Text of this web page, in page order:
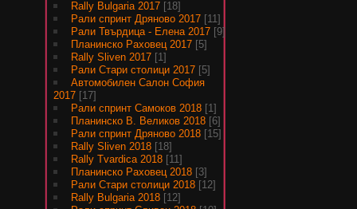
Rally Bulgaria 2017 [18]
Рали спринт Дряново 2017 [11]
Рали Твърдица - Елена 2017 [9]
Планинско Раховец 2017 [5]
Rally Sliven 2017 [1]
Рали Стари столици 2017 [5]
Автомобилен Салон София
2017 [17]
Рали спринт Самоков 2018 [1]
Планинско В. Великов 2018 [6]
Рали спринт Дряново 2018 [15]
Rally Sliven 2018 [18]
Rally Tvardica 2018 [11]
Планинско Раховец 2018 [3]
Рали Стари столици 2018 [12]
Rally Bulgaria 2018 [12]